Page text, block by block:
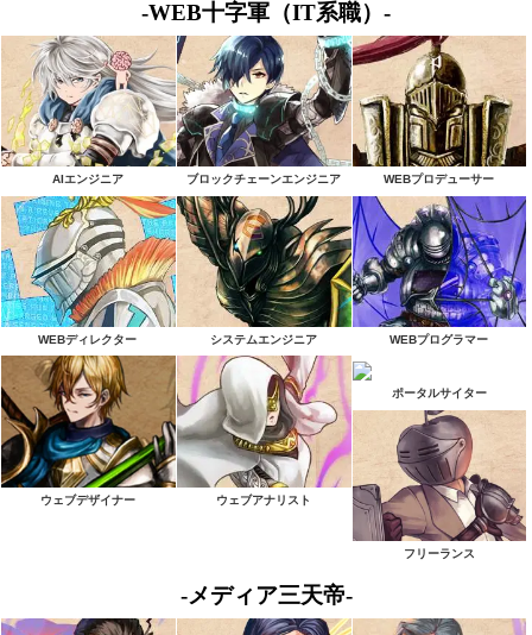
-WEB十字軍（IT系職）-
AIエンジニア ブロックチェーンエンジニア WEBプロデューサー
WEBディレクター システムエンジニア WEBプログラマー
ウェブデザイナー ウェブアナリスト
ポータルサイター
フリーランス
-メディア三天帝-